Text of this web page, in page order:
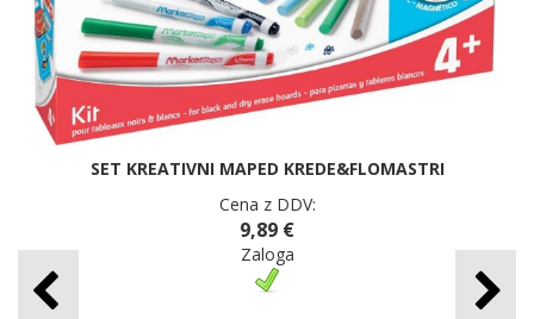
SET KREATIVNI MAPED KREDE&FLOMASTRI
Cena z DDV:
9,89 €
Zaloga